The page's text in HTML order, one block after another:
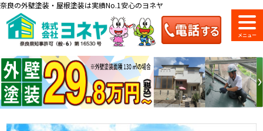
奈良の外壁塗装・屋根塗装は実績No.1安心のヨネヤ
料金一覧 会社案内 ショールーム
のご紹介